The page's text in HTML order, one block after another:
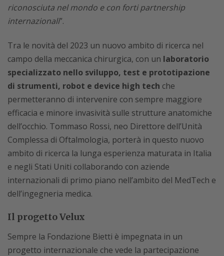
riconosciuta nel mondo e con forti partnership
internazionali”.
Tra le novità del 2023 un nuovo ambito di ricerca nel
campo della meccanica chirurgica, con un laboratorio
specializzato nello sviluppo, test e prototipazione
di strumenti, robot e device high tech che
permetteranno di intervenire con sempre maggiore
efficacia e minore invasività sulle strutture anatomiche
dell’occhio. Tommaso Rossi, neo Direttore dell’Unità
Complessa di Oftalmologia, porterà in questo nuovo
ambito di ricerca la lunga esperienza maturata in Italia
e negli Stati Uniti collaborando con aziende
internazionali di primo piano nell’ambito del MedTech e
dell’ingegneria medica.
Il progetto Velux
Sempre la Fondazione Bietti è impegnata in un
progetto internazionale che vede la partecipazione